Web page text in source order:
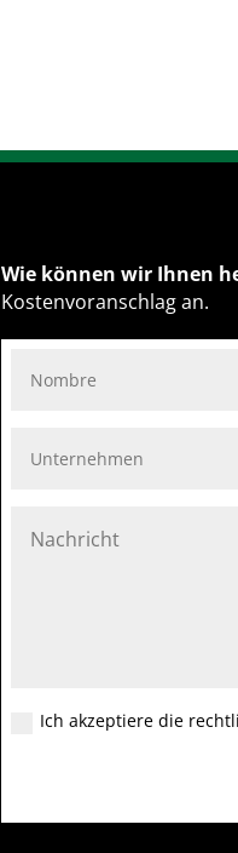
Wie können wir Ihnen
Kostenvoranschlag an.
Ich akzeptiere die